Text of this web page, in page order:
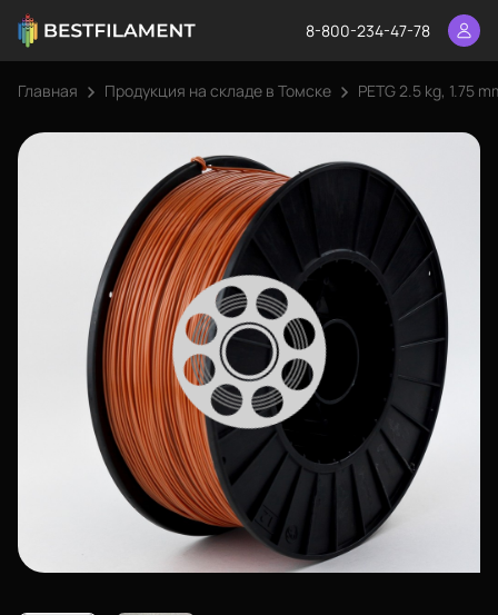
8-800-234-47-78
Главная Продукция на складе в Томске PETG 2.5 kg, 1.75